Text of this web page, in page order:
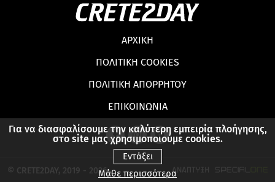
Για να διασφαλίσουμε την καλύτερη εμπειρία πλοήγησης,
στο site μας χρησιμοποιούμε cookies.
Εντάξει
Μάθε περισσότερα
ΑΡΧΙΚΗ
ΠΟΛΙΤΙΚΗ COOKIES
ΠΟΛΙΤΙΚΗ ΑΠΟΡΡΗΤΟΥ
ΕΠΙΚΟΙΝΩΝΙΑ
© CRETE2DAY, 2019 - 2026